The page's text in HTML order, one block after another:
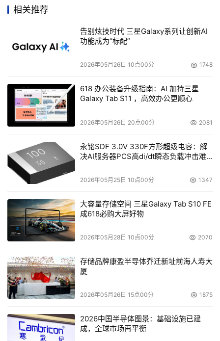
理器，能够兼容当前市场上所有主流的基于16位和32位软
容。在主板和存储设备的扩展上，同方TR400 4500主板提
供了4个PCI Express插槽、3个PCI-X插槽和4个内存扩展
模块插槽，给用户提供了足够的扩展余地，并且支持5/10个
据存储能力，真正为企业其到保驾护航的作用。
良好的散热设计和监控管理
同方TR400 4500在散热和管理上进行了创新设计，
采用同方独有的散热技术，配合热插拔散热风扇，能够动态
调节服务器散热，节能降噪且延长使用寿命，散热仿真，散
热设计进一步优化，加上内存模块、板卡的纵向排列，气流
可以畅通无阻，有效改善风流散热，确保系统的稳定运行。
在监控管理方面，同方TR400 4500采用独有的管理
监控技术，整个系统可以自动甄别故障类型，有效缩短故障
定位时间，提高系统维护效率；同时，支持同方独有的内部
志、系统资源使用情况，全程确保服务器的稳定与安全运
行。有了这些强大功能的配备，再结合同方TR400 4500性
能上的完美表现，同方TR400 4500将带给用户不同于一般
人性化管理与售后服务
相关推荐
告别炫技时代 三星Galaxy系列让创新AI
功能成为“标配”
2026年05月26日 10点00分 1748
618 办公装备升级指南：AI 加持三星
Galaxy Tab S11 ，高效办公更顺心
2026年05月26日 20点00分 2081
永铭SDF 3.0V 330F方形超级电容：解
决AI服务器PCS高di/dt瞬态负载冲击难
2026年05月25日 10点00分 1347
大容量存储空间 三星Galaxy Tab S10 FE
成618必购大屏好物
2026年05月28日 10点00分 2070
存储品牌康盈半导体乔迁新址前海人寿大
厦
2026年05月26日 15点00分 1875
2026中国半导体图景：基础设施已建
成，全球市场再平衡